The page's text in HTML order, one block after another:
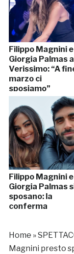
Filippo Magnini e
Giorgia Palmas a
Verissimo: “A
marzo ci
sposiamo”
Filippo Magnini e
Giorgia Palmas
sposano: la
conferma
Home »
Magnini presto